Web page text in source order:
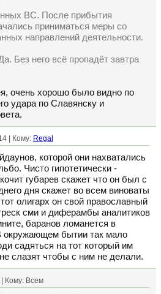
ВС. После прибытия
приниматься меры со
направлений деятельности.
Без него всё пропадёт завтра
очень хорошо было видно по
удара по Славянску и
| Кому: Regal
которой они нахватались
Чисто гипотетически -
губарев скажет что он был с
дня скажет во всем виноваты
олигарх он свой православный
сми и диферамбы аналитиков
баранов ломанется в
окружающем бытии так мало
садяться на тот который им
слазят чтобы с ним не делали.
| Кому: Всем